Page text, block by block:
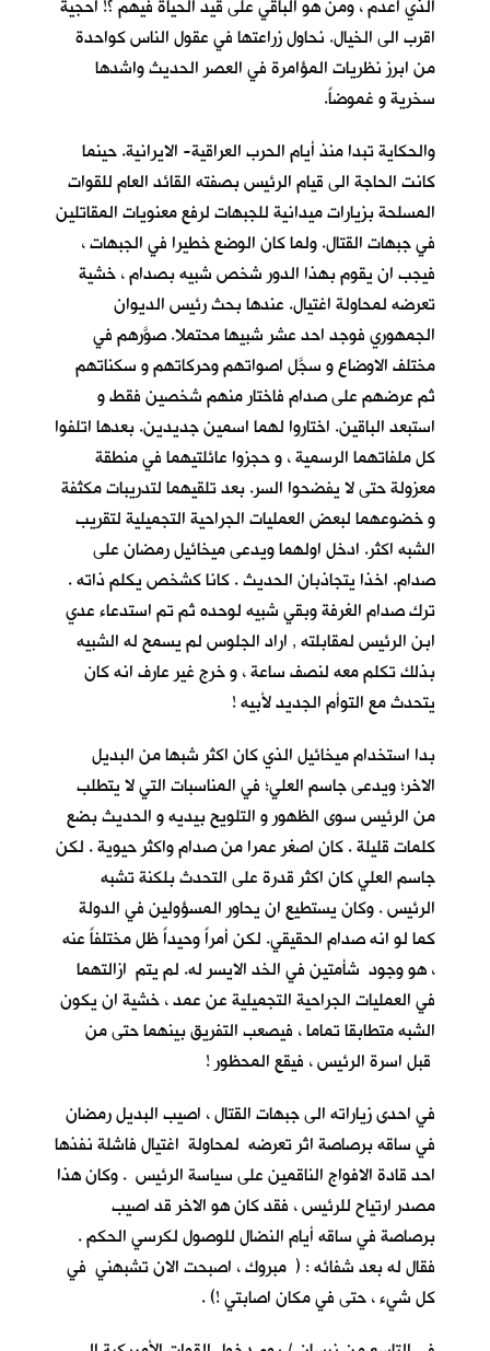
الذي اُعدم ، ومن هو الباقي على قيد الحياة فيهم ؟! احجية
اقرب الى الخيال. نحاول زراعتها في عقول الناس كواحدة
من ابرز نظريات المؤامرة في العصر الحديث واشدها
سخرية و غموضاً.
والحكاية تبدا منذ أيام الحرب العراقية- الايرانية. حينما
كانت الحاجة الى قيام الرئيس بصفته القائد العام للقوات
المسلحة بزيارات ميدانية للجبهات لرفع معنويات المقاتلين
في جبهات القتال. ولما كان الوضع خطيرا في الجبهات ،
فيجب ان يقوم بهذا الدور شخص شبيه بصدام ، خشية
تعرضه لمحاولة اغتيال. عندها بحث رئيس الديوان
الجمهوري فوجد احد عشر شبيها محتملا. صوَّرهم في
مختلف الاوضاع و سجَّل اصواتهم وحركاتهم و سكناتهم
ثم عرضهم على صدام فاختار منهم شخصين فقط و
استبعد الباقين. اختاروا لهما اسمين جديدين. بعدها اتلفوا
كل ملفاتهما الرسمية ، و حجزوا عائلتيهما في منطقة
معزولة حتى لا يفضحوا السر. بعد تلقيهما لتدريبات مكثفة
و خضوعهما لبعض العمليات الجراحية التجميلية لتقريب
الشبه اكثر. ادخل اولهما ويدعى ميخائيل رمضان على
صدام. اخذا يتجاذبان الحديث . كانا كشخص يكلم ذاته .
ترك صدام الغرفة وبقي شبيه لوحده ثم تم استدعاء عدي
ابن الرئيس لمقابلته , اراد الجلوس لم يسمح له الشبيه
بذلك تكلم معه لنصف ساعة ، و خرج غير عارف انه كان
يتحدث مع التوأم الجديد لأبيه !
بدا استخدام ميخائيل الذي كان اكثر شبها من البديل
الاخر؛ ويدعى جاسم العلي؛ في المناسبات التي لا يتطلب
من الرئيس سوى الظهور و التلويح بيديه و الحديث بضع
كلمات قليلة . كان اصغر عمرا من صدام واكثر حيوية . لكن
جاسم العلي كان اكثر قدرة على التحدث بلكنة تشبه
الرئيس . وكان يستطيع ان يحاور المسؤولين في الدولة
كما لو انه صدام الحقيقي. لكن أمراً وحيداً ظل مختلفاً عنه
، هو وجود شأمتين في الخد الايسر له. لم يتم ازالتهما
في العمليات الجراحية التجميلية عن عمد ، خشية ان يكون
الشبه متطابقا تماما ، فيصعب التفريق بينهما حتى من
قبل اسرة الرئيس ، فيقع المحظور !
في احدى زياراته الى جبهات القتال ، اصيب البديل رمضان
في ساقه برصاصة اثر تعرضه لمحاولة اغتيال فاشلة نفذها
احد قادة الافواج الناقمين على سياسة الرئيس . وكان هذا
مصدر ارتياح للرئيس ، فقد كان هو الاخر قد اصيب
برصاصة في ساقه أيام النضال للوصول لكرسي الحكم .
فقال له بعد شفائه : ( مبروك ، اصبحت الان تشبهني في
كل شيء ، حتى في مكان اصابتي !) .